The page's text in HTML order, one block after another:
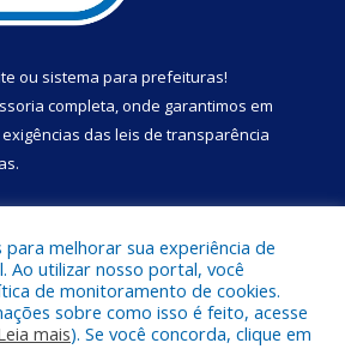
ou sistema para prefeituras!
completa, onde garantimos em
das leis de transparência
a Prefeitura Municipal de Portel.
para melhorar sua experiência de
Ao utilizar nosso portal, você
de monitoramento de cookies.
sobre como isso é feito, acesse
mais). Se você concorda, clique em